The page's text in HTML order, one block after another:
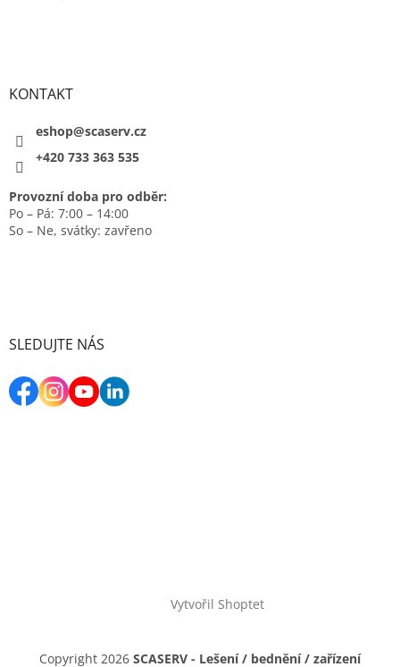
KONTAKT
eshop@scaserv.cz
+420 733 363 535
Provozní doba pro odběr:
Po – Pá: 7:00 – 14:00
So – Ne, svátky: zavřeno
SLEDUJTE NÁS
Vytvořil Shoptet
Copyright 2026 SCASERV - Lešení / bednění / zařízení